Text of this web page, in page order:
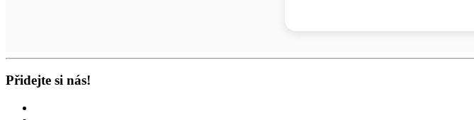
Přidejte si nás!